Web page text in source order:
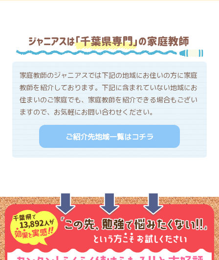
家庭教師のジャニアスでは下記の地域にお住いの方に家庭
教師を紹介しております。下記に含まれていない地域にお
住まいのご家庭でも、家庭教師を紹介できる場合もござい
ますので、お気軽にお問い合わせください。
ご紹介先地域一覧はコチラ